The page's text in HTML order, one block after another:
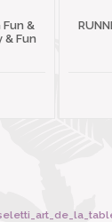
Fun &
& Fun